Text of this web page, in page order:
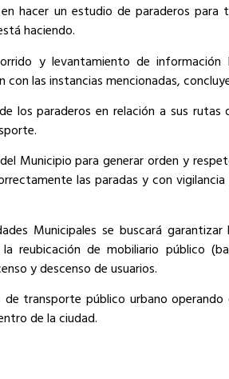
hacer un estudio de paraderos para
haciendo.
y levantamiento de información
las instancias mencionadas,
los paraderos en relación a sus rutas
Municipio para generar orden y
las paradas y con
Municipales se buscará
reubicación de mobiliario público
y descenso de usuarios.
transporte público urbano operando
de la ciudad.